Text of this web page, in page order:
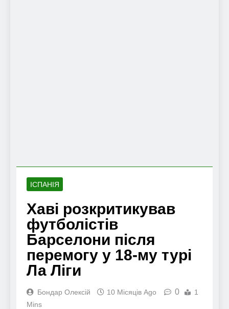
ІСПАНІЯ
Хаві розкритикував
футболістів
Барселони після
перемогу у 18-му турі
Ла Ліги
Бондар Олексій 10 Місяців Ago 0
1
Mins